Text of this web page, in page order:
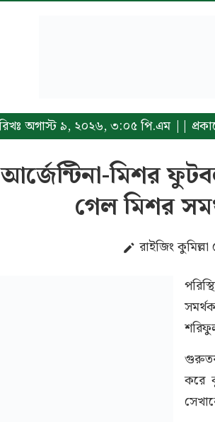
অগাস্ট ৯, ২০২৬, ৩:০৫ পি.এম ||
মিশর
গেল মিশর
রাইজিং কুমিল্লা
গুরুতর
করে